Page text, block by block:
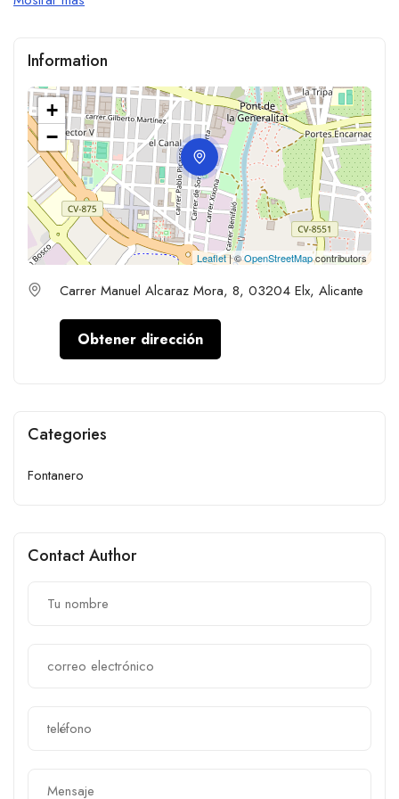
Information
+
−
Leaflet| ©OpenStreetMapcontributors
Carrer Manuel Alcaraz Mora, 8, 03204 Elx, Alicante
Obtener dirección
Categories
Fontanero
Contact Author